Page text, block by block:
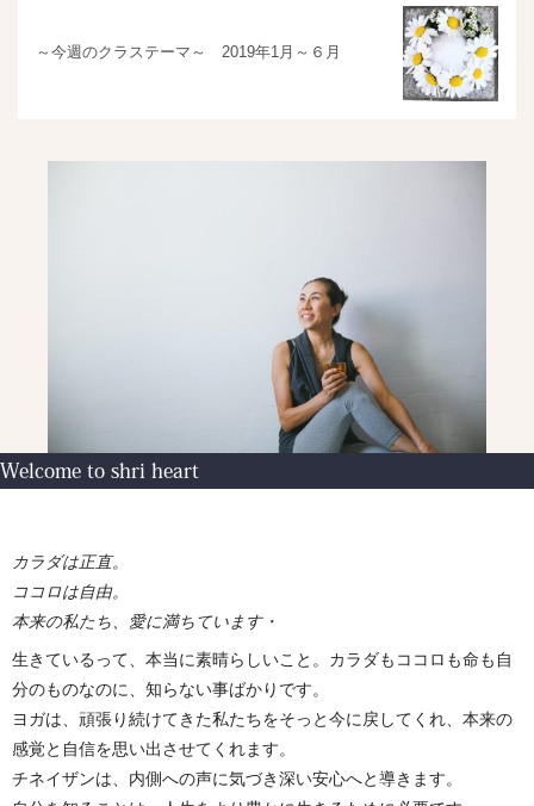
～今週のクラステーマ～ 2019年1月～６月
Welcome to shri heart
カラダは正直。
ココロは自由。
本来の私たち、愛に満ちています・
生きているって、本当に素晴らしいこと。カラダもココロも命も自
分のものなのに、知らない事ばかりです。
ヨガは、頑張り続けてきた私たちをそっと今に戻してくれ、本来の
感覚と自信を思い出させてくれます。
チネイザンは、内側への声に気づき深い安心へと導きます。